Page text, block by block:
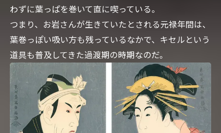
わずに葉っぱを巻いて直に喫っている。
つまり、お岩さんが生きていたとされる元禄年間は、
葉巻っぽい吸い方も残っているなかで、キセルという
道具も普及してきた過渡期の時期なのだ。